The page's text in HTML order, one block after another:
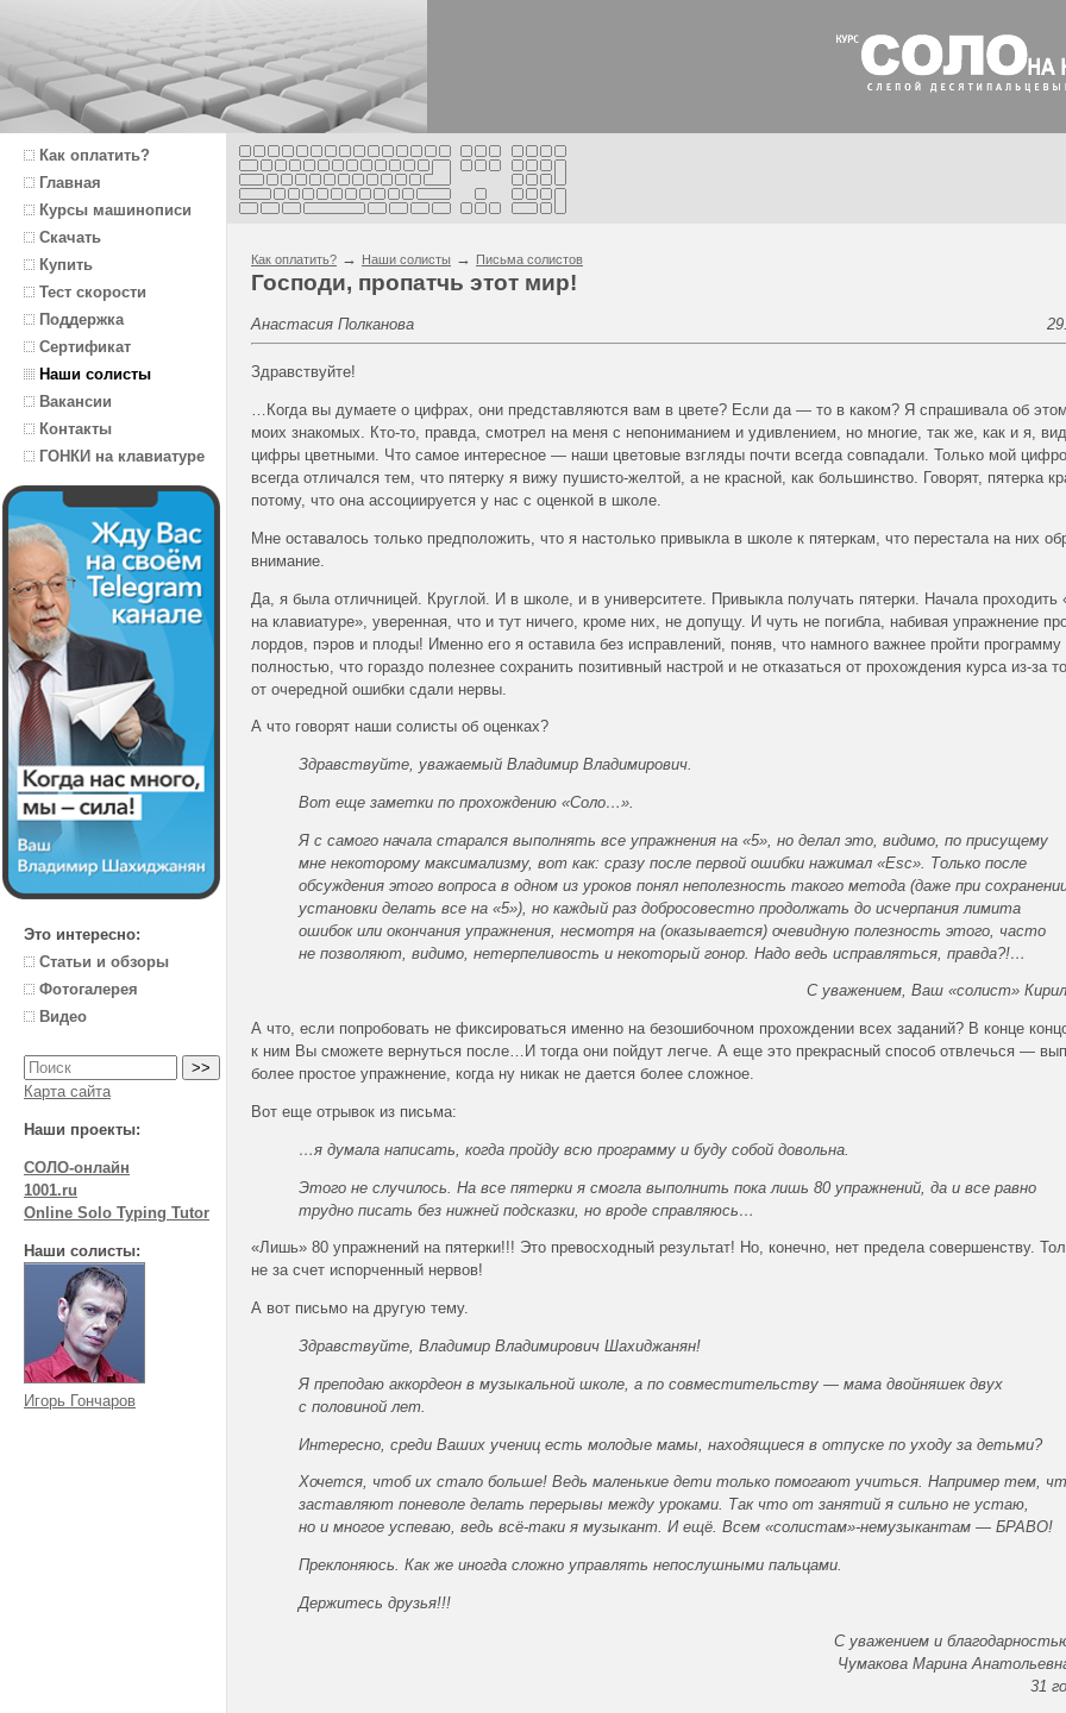
Как оплатить?
Главная
Курсы машинописи
Скачать
Купить
Тест скорости
Поддержка
Сертификат
Наши солисты
Вакансии
Контакты
ГОНКИ на клавиатуре
Это интересно:
Статьи и обзоры
Фотогалерея
Видео
Карта сайта
Наши проекты:
СОЛО-онлайн
1001.ru
Online Solo Typing Tutor
Наши солисты:
Игорь Гончаров
Как оплатить? → Наши солисты → Письма солистов
Господи, пропатчь этот мир!
Анастасия Полканова
Здравствуйте!
…Когда вы думаете о цифрах, они представляются вам в цвете? Если да — то в каком? Я спрашивала об
моих знакомых. Кто-то, правда, смотрел на меня с непониманием и удивлением, но многие, так же, как и я,
цифры цветными. Что самое интересное — наши цветовые взгляды почти всегда совпадали. Только мой
всегда отличался тем, что пятерку я вижу пушисто-желтой, а не красной, как большинство. Говорят, пятерка
потому, что она ассоциируется у нас с оценкой в школе.
Мне оставалось только предположить, что я настолько привыкла в школе к пятеркам, что перестала на них
внимание.
Да, я была отличницей. Круглой. И в школе, и в университете. Привыкла получать пятерки. Начала
на клавиатуре», уверенная, что и тут ничего, кроме них, не допущу. И чуть не погибла, набивая упражнение
лордов, пэров и плоды! Именно его я оставила без исправлений, поняв, что намного важнее пройти программу
полностью, что гораздо полезнее сохранить позитивный настрой и не отказаться от прохождения курса из-за
от очередной ошибки сдали нервы.
А что говорят наши солисты об оценках?
Здравствуйте, уважаемый Владимир Владимирович.
Вот еще заметки по прохождению «Соло…».
Я с самого начала старался выполнять все упражнения на «5», но делал это, видимо, по присущему
мне некоторому максимализму, вот как: сразу после первой ошибки нажимал «Esc». Только после
обсуждения этого вопроса в одном из уроков понял неполезность такого метода (даже при
установки делать все на «5»), но каждый раз добросовестно продолжать до исчерпания лимита
ошибок или окончания упражнения, несмотря на (оказывается) очевидную полезность этого, часто
не позволяют, видимо, нетерпеливость и некоторый гонор. Надо ведь исправляться, правда?!…
С уважением, Ваш «солист»
А что, если попробовать не фиксироваться именно на безошибочном прохождении всех заданий? В конце
к ним Вы сможете вернуться после…И тогда они пойдут легче. А еще это прекрасный способ отвлечься —
более простое упражнение, когда ну никак не дается более сложное.
Вот еще отрывок из письма:
…я думала написать, когда пройду всю программу и буду собой довольна.
Этого не случилось. На все пятерки я смогла выполнить пока лишь 80 упражнений, да и все равно
трудно писать без нижней подсказки, но вроде справляюсь…
«Лишь» 80 упражнений на пятерки!!! Это превосходный результат! Но, конечно, нет предела совершенству.
не за счет испорченный нервов!
А вот письмо на другую тему.
Здравствуйте, Владимир Владимирович Шахиджанян!
Я преподаю аккордеон в музыкальной школе, а по совместительству — мама двойняшек двух
с половиной лет.
Интересно, среди Ваших учениц есть молодые мамы, находящиеся в отпуске по уходу за детьми?
Хочется, чтоб их стало больше! Ведь маленькие дети только помогают учиться. Например тем,
заставляют поневоле делать перерывы между уроками. Так что от занятий я сильно не устаю,
но и многое успеваю, ведь всё-таки я музыкант. И ещё. Всем «солистам»-немузыкантам — БРАВО!
Преклоняюсь. Как же иногда сложно управлять непослушными пальцами.
Держитесь друзья!!!
С уважением и
Чумакова Марина
31